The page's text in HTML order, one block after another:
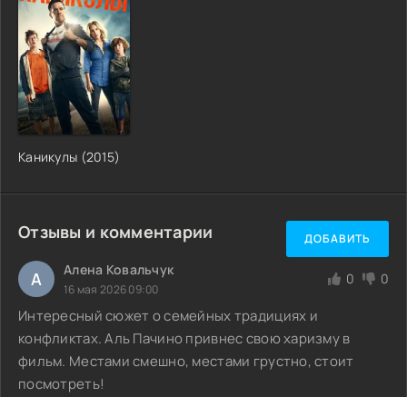
Каникулы (2015)
Отзывы и комментарии ДОБАВИТЬ
А Алена Ковальчук
16 мая 2026 09:00
0 0
Интересный сюжет о семейных традициях и
конфликтах. Аль Пачино привнес свою харизму в
фильм. Местами смешно, местами грустно, стоит
посмотреть!